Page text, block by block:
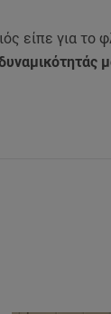
είπε για το